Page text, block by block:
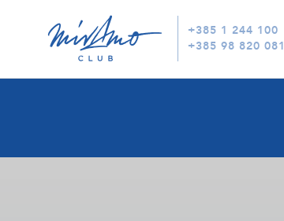
+385 1 244 100
+385 98 820 081